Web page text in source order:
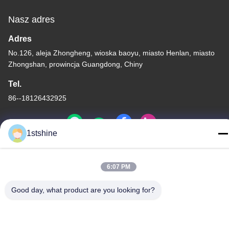
Nasz adres
Adres
No.126, aleja Zhongheng, wioska baoyu, miasto Henlan, miasto
Zhongshan, prowincja Guangdong, Chiny
Tel.
86--18126432925
Prawa autorskie © -2026 1stshine Industrial Company Limited .
1stshine
6:07 PM
Good day, what product are you looking for?